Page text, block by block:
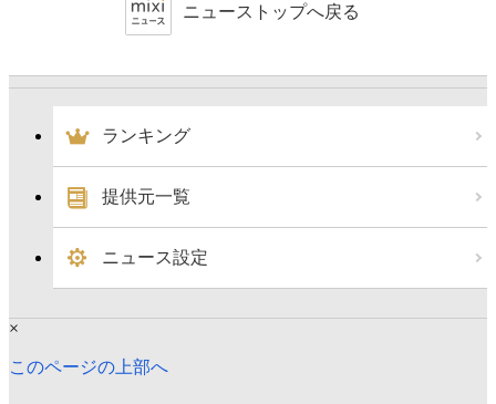
ニューストップへ戻る
ランキング
提供元一覧
ニュース設定
×
このページの上部へ